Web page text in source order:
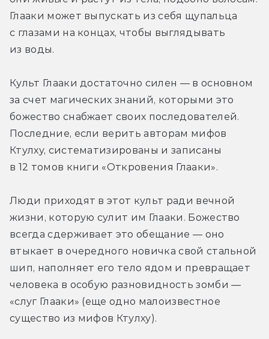
Глааки может выпускать из себя щупальца
с глазами на концах, чтобы выглядывать
из воды.
Культ Глааки достаточно силен — в основном
за счет магических знаний, которыми это
божество снабжает своих последователей.
Последние, если верить авторам мифов
Ктулху, систематизированы и записаны
в 12 томов книги «Откровения Глааки».
Люди приходят в этот культ ради вечной
жизни, которую сулит им Глааки. Божество
всегда сдерживает это обещание — оно
втыкает в очередного новичка свой стальной
шип, наполняет его тело ядом и превращает
человека в особую разновидность зомби —
«слуг Глааки» (еще одно малоизвестное
существо из мифов Ктулху).